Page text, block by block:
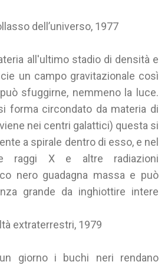
dell’universo, 1977
all'ultimo stadio di densità e
un campo gravitazionale così
sfuggirne, nemmeno la luce.
forma circondato da materia di
nei centri galattici) questa si
a spirale dentro di esso, e nel
raggi X e altre radiazioni
nero guadagna massa e può
grande da inghiottire intere
extraterrestri, 1979
giorno i buchi neri rendano